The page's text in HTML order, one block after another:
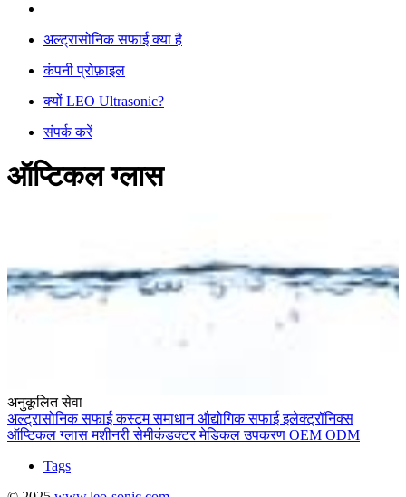
अल्ट्रासोनिक सफाई क्या है
कंपनी प्रोफ़ाइल
क्यों LEO Ultrasonic?
संपर्क करें
ऑप्टिकल ग्लास
अनुकूलित सेवा
अल्ट्रासोनिक सफाईकस्टम समाधानऔद्योगिक सफाईइलेक्ट्रॉनिक्स
ऑप्टिकल ग्लासमशीनरीसेमीकंडक्टरमेडिकल उपकरण OEM ODM
Tags